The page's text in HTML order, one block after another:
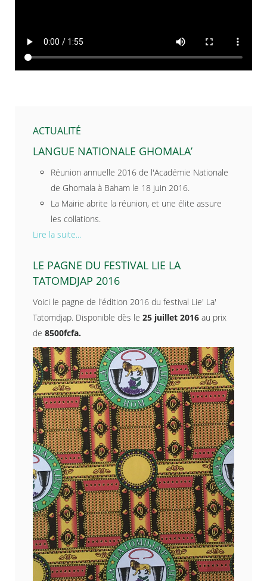
ACTUALITÉ
LANGUE NATIONALE GHOMALA’
Réunion annuelle 2016 de l'Académie Nationale
de Ghomala à Baham le 18 juin 2016.
La Mairie abrite la réunion, et une élite assure
les collations.
Lire la suite...
LE PAGNE DU FESTIVAL LIE LA
TATOMDJAP 2016
Voici le pagne de l'édition 2016 du festival Lie' La'
Tatomdjap. Disponible dès le 25 juillet 2016 au prix
de 8500fcfa.